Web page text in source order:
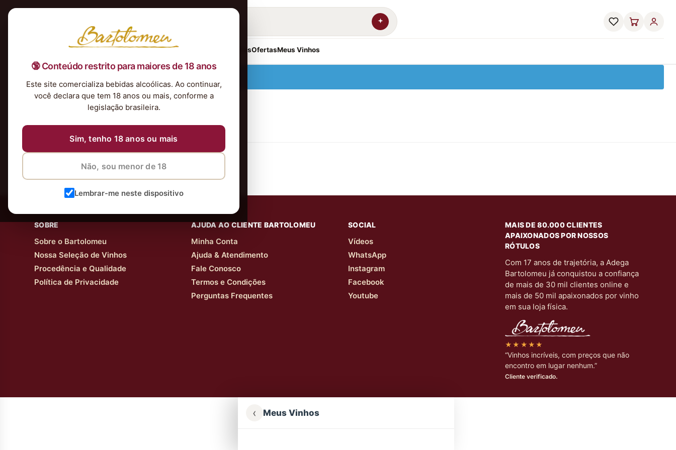
🔞 Conteúdo restrito para maiores de 18 anos
Este site comercializa bebidas alcoólicas. Ao continuar,
você declara que tem 18 anos ou mais, conforme a
legislação brasileira.
Sim, tenho 18 anos ou mais
Não, sou menor de 18
Lembrar-me neste dispositivo
Nossa Seleção TintosBrancosEspumantesRosés Kits & PresentesOfertasMeus Vinhos
SOBRE
Sobre o Bartolomeu
Nossa Seleção de Vinhos
Procedência e Qualidade
Política de Privacidade
AJUDA AO CLIENTE BARTOLOMEU
Minha Conta
Ajuda & Atendimento
Fale Conosco
Termos e Condições
Perguntas Frequentes
SOCIAL
Vídeos
WhatsApp
Instagram
Facebook
Youtube
MAIS DE 80.000 CLIENTES
APAIXONADOS POR NOSSOS
RÓTULOS
Com 17 anos de trajetória, a Adega
Bartolomeu já conquistou a confiança
de mais de 30 mil clientes online e
mais de 50 mil apaixonados por vinho
em sua loja física.
★★★★★
“Vinhos incríveis, com preços que não
encontro em lugar nenhum.”
Cliente verificado.
‹ Meus Vinhos